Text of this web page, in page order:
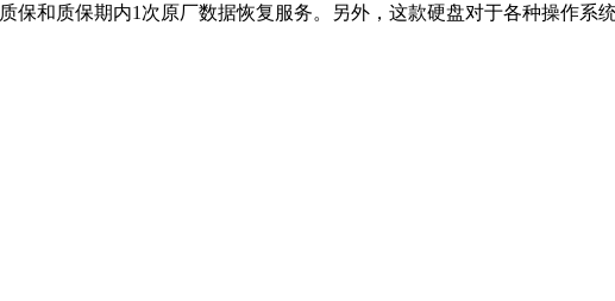
保和质保期内1次原厂数据恢复服务。另外，这款硬盘对于各种操作系